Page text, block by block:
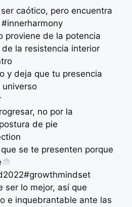
caótico, pero encuentra
proviene de la potencia
la resistencia interior
y deja que tu presencia
universo
no por la
de pie
se te presenten porque
ser lo mejor, así que
e inquebrantable ante las